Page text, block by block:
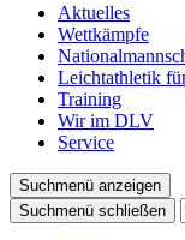
Aktuelles
Wettkämpfe
Leichtathletik
Training
Wir im DLV
Service
Suchmenü anzeigen
Suchmenü schließen